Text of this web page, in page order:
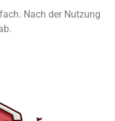
Nach der Nutzung